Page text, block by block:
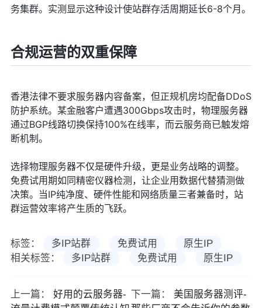
务集群。实测显示这种设计使站群存活周期延长6-8个月。
合规运营的双重保障
香港法律不要求服务器内容备案，但正规机房均配备DDoS
防护系统。某金融客户遭遇300Gbps攻击时，物理服务器
通过BGP线路切换保持100%在线率，而云服务商已触发熔
断机制。
选择物理服务器不仅是硬件升级，更是业务战略的调整。
免费试用期如同精密仪器检测，让企业用数据代替猜测做
决策。当IP纯净度、硬件性能和网络质量三者兼备时，站
群运营效率将产生质的飞跃。
标签： 多IP站群 免费试用
原生IP
相关标签：
多IP站群 免费试用 原生IP
上一篇：
好用的云服务器- 下一篇：
美国服务器测评-